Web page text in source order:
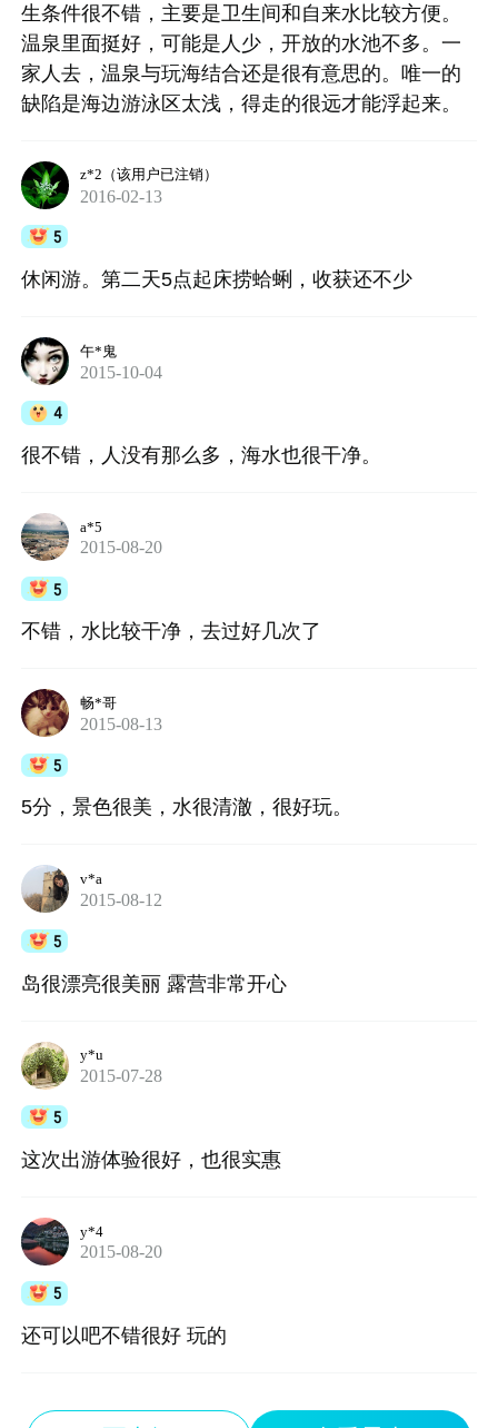
生条件很不错，主要是卫生间和自来水比较方便。
温泉里面挺好，可能是人少，开放的水池不多。一
家人去，温泉与玩海结合还是很有意思的。唯一的
缺陷是海边游泳区太浅，得走的很远才能浮起来。
z*2（该用户已注销）
2016-02-13
5
休闲游。第二天5点起床捞蛤蜊，收获还不少
午*鬼
2015-10-04
4
很不错，人没有那么多，海水也很干净。
a*5
2015-08-20
5
不错，水比较干净，去过好几次了
畅*哥
2015-08-13
5
5分，景色很美，水很清澈，很好玩。
v*a
2015-08-12
5
岛很漂亮很美丽 露营非常开心
y*u
2015-07-28
5
这次出游体验很好，也很实惠
y*4
2015-08-20
5
还可以吧不错很好 玩的